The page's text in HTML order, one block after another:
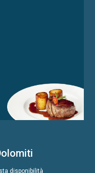
disponibilità